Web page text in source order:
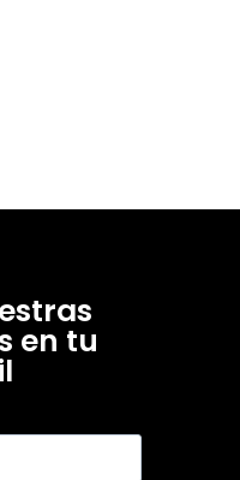
en tu